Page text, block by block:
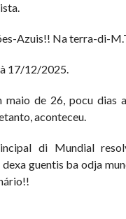
Azuis!! Na terra-di-
17/12/2025.
maio de 26, pocu dias
aconteceu.
di Mundial
guentis ba odja